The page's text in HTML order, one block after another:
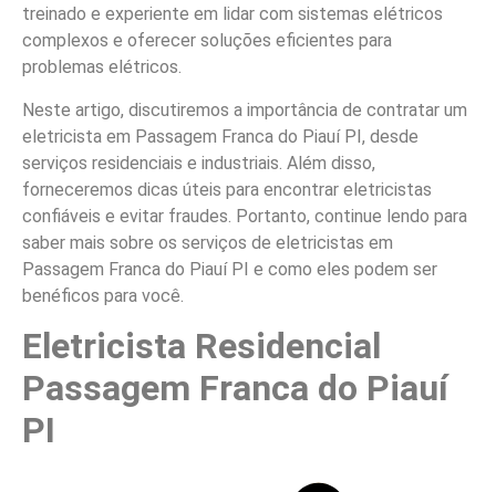
treinado e experiente em lidar com sistemas elétricos
complexos e oferecer soluções eficientes para
problemas elétricos.
Neste artigo, discutiremos a importância de contratar um
eletricista em Passagem Franca do Piauí PI, desde
serviços residenciais e industriais. Além disso,
forneceremos dicas úteis para encontrar eletricistas
confiáveis e evitar fraudes. Portanto, continue lendo para
saber mais sobre os serviços de eletricistas em
Passagem Franca do Piauí PI e como eles podem ser
benéficos para você.
Eletricista Residencial
Passagem Franca do Piauí
PI